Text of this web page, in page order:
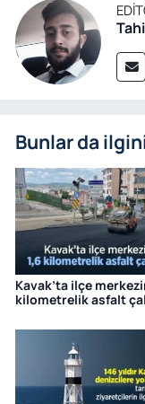
Bunlar da
Kavak’ta ilçe
kilometrelik asfalt